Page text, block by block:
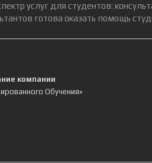
услуг для студентов:
готова оказать помощь
компании
Обучения»